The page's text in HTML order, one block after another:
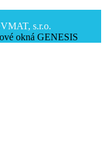
s.r.o.
okná GENESIS